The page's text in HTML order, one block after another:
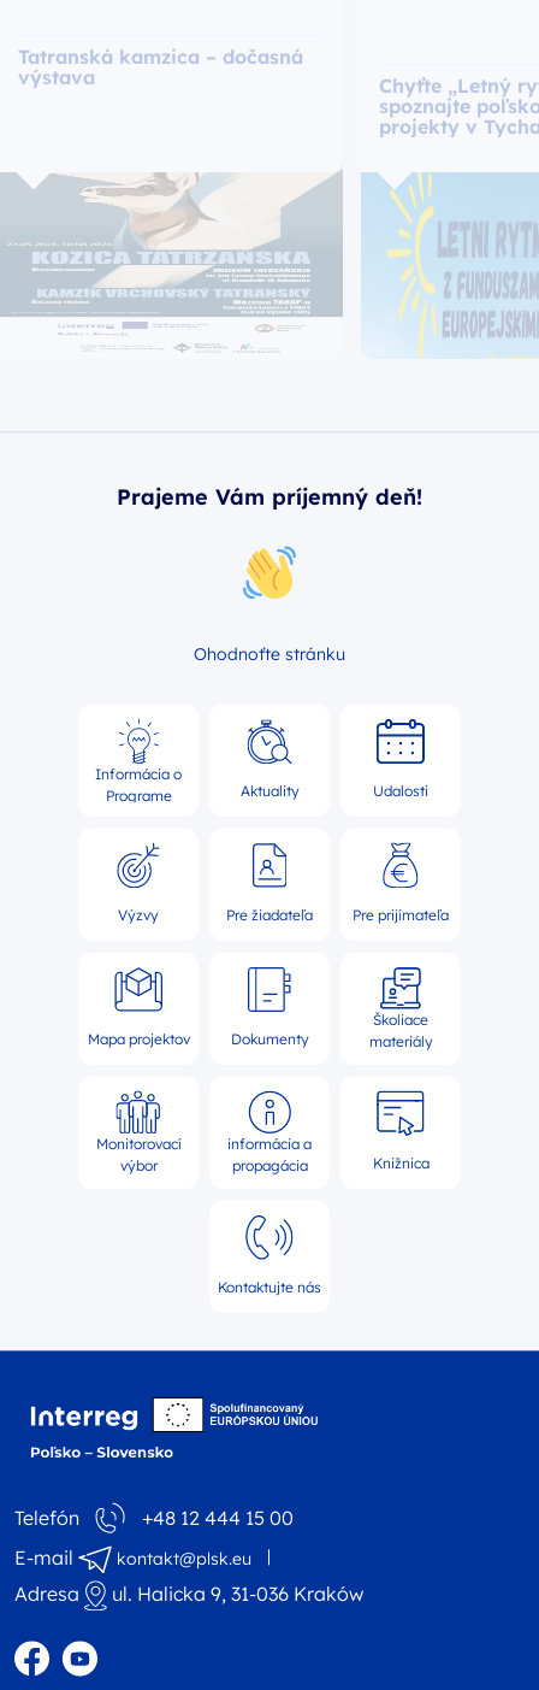
Tatranská kamzica – dočasná
výstava
Chyťte „Letný
spoznajte
projekty v
Prajeme Vám príjemný deň!
Ohodnoťte stránku
Informácia o
Programe
Aktuality Udalosti
Výzvy Pre žiadateľa Pre prijímateľa
Mapa projektov Dokumenty
Školiace
materiály
Monitorovací
výbor
informácia a
propagácia
Knižnica
Kontaktujte nás
Telefón
+48 12 444 15 00
E-mail
kontakt@plsk.eu
Adresa ul. Halicka 9, 31-036 Kraków
Profil na Facebooku
Profil na YouTube